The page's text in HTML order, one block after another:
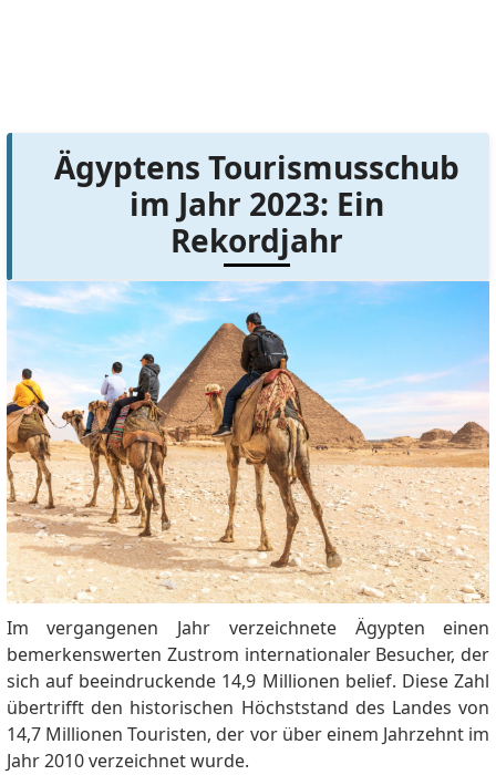
Ägyptens Tourismusschub
im Jahr 2023: Ein
Rekordjahr
Im vergangenen Jahr verzeichnete Ägypten einen
bemerkenswerten Zustrom internationaler Besucher, der
sich auf beeindruckende 14,9 Millionen belief. Diese Zahl
übertrifft den historischen Höchststand des Landes von
14,7 Millionen Touristen, der vor über einem Jahrzehnt im
Jahr 2010 verzeichnet wurde.